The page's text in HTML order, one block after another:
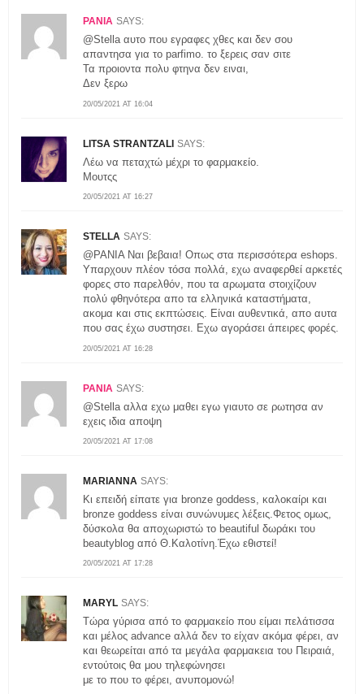
ΡΑΝΙΑ SAYS:
20/05/2021 AT 16:04
@Stella αυτο που εγραφες χθες και δεν σου
απαντησα για το parfimo. το ξερεις σαν σιτε
Τα προιοντα πολυ φτηνα δεν ειναι,
Δεν ξερω
LITSA STRANTZALI SAYS:
20/05/2021 AT 16:27
Λέω να πεταχτώ μέχρι το φαρμακείο.
Μουτςς
STELLA SAYS:
20/05/2021 AT 16:28
@ΡΑΝΙΑ Ναι βεβαια! Οπως στα περισσότερα eshops.
Υπαρχουν πλέον τόσα πολλά, εχω αναφερθεί αρκετές
φορες στο παρελθόν, που τα αρωματα στοιχίζουν
πολύ φθηνότερα απο τα ελληνικά καταστήματα,
ακομα και στις εκπτώσεις. Είναι αυθεντικά, απο αυτα
που σας έχω συστησει. Εχω αγοράσει άπειρες φορές.
ΡΑΝΙΑ SAYS:
20/05/2021 AT 17:08
@Stella αλλα εχω μαθει εγω γιαυτο σε ρωτησα αν
εχεις ιδια αποψη
MARIANNA SAYS:
20/05/2021 AT 17:28
Κι επειδή είπατε για bronze goddess, καλοκαίρι και
bronze goddess είναι συνώνυμες λέξεις.Φετος ομως,
δύσκολα θα αποχωριστώ το beautiful δωράκι του
beautyblog από Θ.Καλοτίνη.Έχω εθιστεί!
MARYL SAYS:
Τώρα γύρισα από το φαρμακείο που είμαι πελάτισσα
και μέλος advance αλλά δεν το είχαν ακόμα φέρει, αν
και θεωρείται από τα μεγάλα φαρμακεια του Πειραιά,
εντούτοις θα μου τηλεφώνησει
με το που το φέρει, ανυπομονώ!